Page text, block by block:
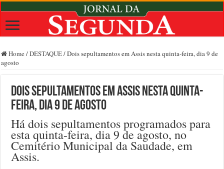
Home /DESTAQUE/Dois sepultamentos em Assis nesta quinta-feira, dia 9 de
agosto
Dois sepultamentos em Assis nesta quinta-
feira, dia 9 de agosto
Há dois sepultamentos programados para
esta quinta-feira, dia 9 de agosto, no
Cemitério Municipal da Saudade, em
Assis.